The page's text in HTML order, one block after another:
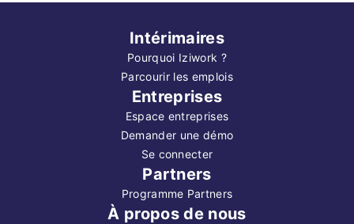
Intérimaires
Pourquoi Iziwork ?
Parcourir les emplois
Entreprises
Espace entreprises
Demander une démo
Se connecter
Partners
Programme Partners
À propos de nous